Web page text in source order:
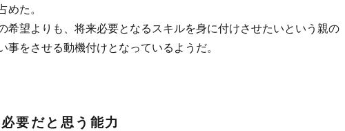
めた。
希望よりも、将来必要となるスキルを身に付けさせたいという親の
事をさせる動機付けとなっているようだ。
要だと思う能力